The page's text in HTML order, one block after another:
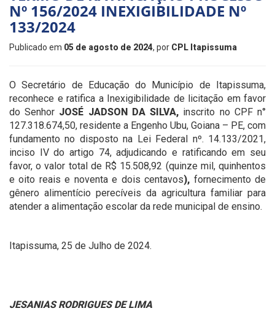
Nº 156/2024 INEXIGIBILIDADE Nº
133/2024
Publicado em 05 de agosto de 2024, por CPL Itapissuma
O Secretário de Educação do Município de Itapissuma,
reconhece e ratifica a Inexigibilidade de licitação em favor
do Senhor JOSÉ JADSON DA SILVA, inscrito no CPF n°
127.318.674,50, residente a Engenho Ubu, Goiana – PE, com
fundamento no disposto na Lei Federal nº. 14.133/2021,
inciso IV do artigo 74, adjudicando e ratificando em seu
favor, o valor total de R$ 15.508,92 (quinze mil, quinhentos
e oito reais e noventa e dois centavos), fornecimento de
gênero alimentício perecíveis da agricultura familiar para
atender a alimentação escolar da rede municipal de ensino.
Itapissuma, 25 de Julho de 2024.
JESANIAS RODRIGUES DE LIMA